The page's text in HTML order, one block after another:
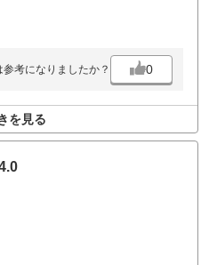
いですね。
考になりましたか？ 0
を見る